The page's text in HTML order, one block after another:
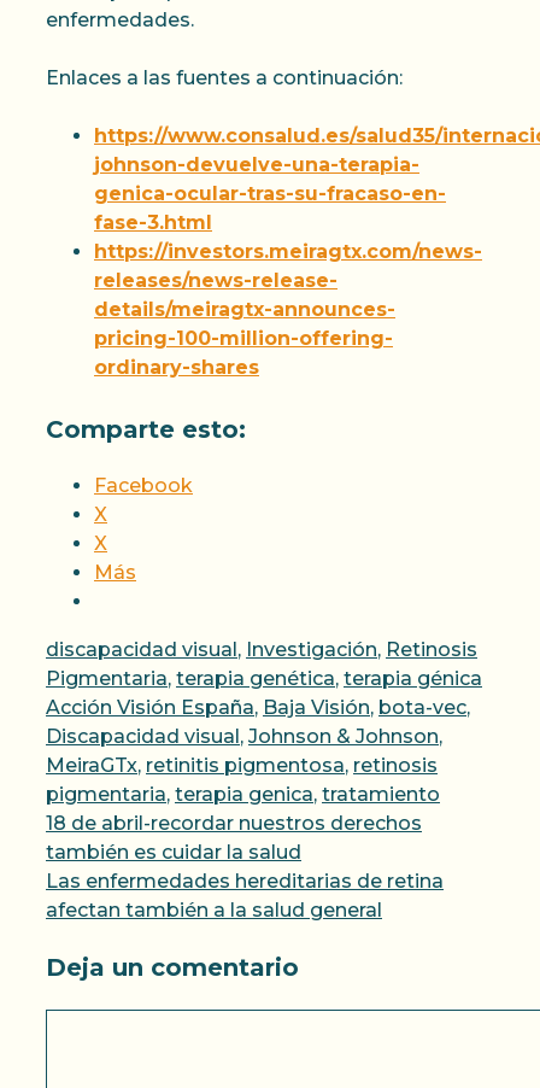
enfermedades.
Enlaces a las fuentes a continuación:
https://www.consalud.es/salud35/
johnson-devuelve-una-terapia-
genica-ocular-tras-su-fracaso-en-
fase-3.html
https://investors.meiragtx.com/news-
releases/news-release-
details/meiragtx-announces-
pricing-100-million-offering-
ordinary-shares
Comparte esto:
Facebook
X
X
Más
Categorías
discapacidad visual, Investigación, Retinosis
Pigmentaria, terapia genética, terapia génica
Acción Visión España, Baja Visión, bota-vec,
Discapacidad visual, Johnson & Johnson,
MeiraGTx, retinitis pigmentosa, retinosis
pigmentaria, terapia genica, tratamiento
18 de abril-recordar nuestros derechos
también es cuidar la salud
Las enfermedades hereditarias de retina
afectan también a la salud general
Deja un comentario